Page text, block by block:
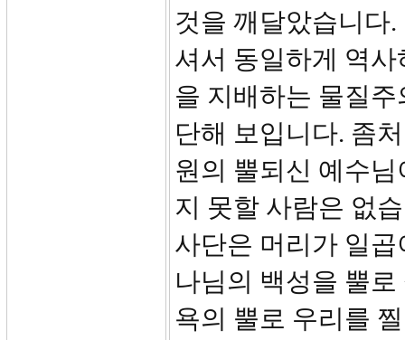
것을 깨달았습니다
셔서 동일하게 역
을 지배하는 물질
단해 보입니다. 좀
원의 뿔되신 예수
지 못할 사람은 없
사단은 머리가 일
나님의 백성을 뿔
욕의 뿔로 우리를